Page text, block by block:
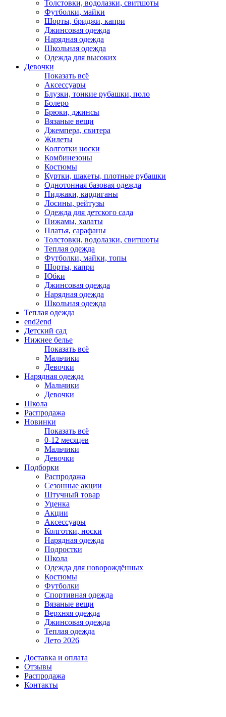
Толстовки, водолазки, свитшоты
Футболки, майки
Шорты, бриджи, капри
Джинсовая одежда
Нарядная одежда
Школьная одежда
Одежда для высоких
Девочки
Показать всё
Аксессуары
Блузки, тонкие рубашки, поло
Болеро
Брюки, джинсы
Вязаные вещи
Джемпера, свитера
Жилеты
Колготки носки
Комбинезоны
Костюмы
Куртки, шакеты, плотные рубашки
Однотонная базовая одежда
Пиджаки, кардиганы
Лосины, рейтузы
Одежда для детского сада
Пижамы, халаты
Платья, сарафаны
Толстовки, водолазки, свитшоты
Теплая одежда
Футболки, майки, топы
Шорты, капри
Юбки
Джинсовая одежда
Нарядная одежда
Школьная одежда
Теплая одежда
end2end
Детский сад
Нижнее белье
Показать всё
Мальчики
Девочки
Нарядная одежда
Мальчики
Девочки
Школа
Распродажа
Новинки
Показать всё
0-12 месяцев
Мальчики
Девочки
Подборки
Распродажа
Сезонные акции
Штучный товар
Уценка
Акции
Аксессуары
Колготки, носки
Нарядная одежда
Подростки
Школа
Одежда для новорождённых
Костюмы
Футболки
Спортивная одежда
Вязаные вещи
Верхняя одежда
Джинсовая одежда
Теплая одежда
Лето 2026
Доставка и оплата
Отзывы
Распродажа
Контакты